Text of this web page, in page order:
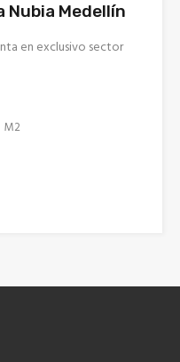
Nubia Medellín
en exclusivo sector
M2